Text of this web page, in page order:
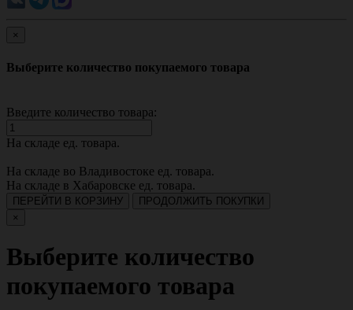
×
Выберите количество покупаемого товара
Введите количество товара:
На складе ед. товара.
На складе во Владивостоке ед. товара.
На складе в Хабаровске ед. товара.
ПЕРЕЙТИ В КОРЗИНУ
ПРОДОЛЖИТЬ ПОКУПКИ
×
Выберите количество
покупаемого товара